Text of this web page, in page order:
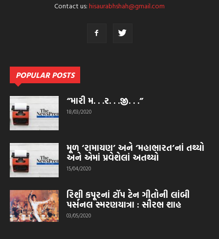
Contact us:hisaurabhshah@gmail.com
POPULAR POSTS
“મારી મ. . .ર. . .જી. . .”
18/03/2020
મૂળ ‘રામાયણ’ અને ‘મહાભારત’નાં તથ્યો
અને એમાં પ્રવેશેલાં અતથ્યો
15/04/2020
રિશી કપૂરનાં ટૉપ ટેન ગીતોની લાંબી
પર્સનલ સ્મરણયાત્રા : સૌરભ શાહ
03/05/2020